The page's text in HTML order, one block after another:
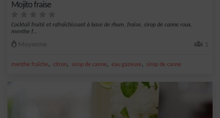
Mojito fraise
Cocktail fruité et rafraîchissant à base de rhum, fraise, sirop de canne roux,
menthe f...
Moyenne 1
menthe fraîche, citron, sirop de canne, eau gazeuse, sirop de canne